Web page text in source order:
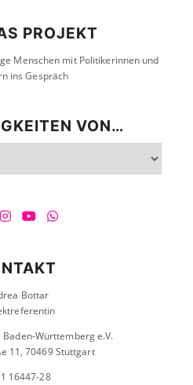
PROJEKT
Menschen mit Politikerinnen und
ins Gespräch
VON…
Bottar
Württemberg e.V.
11, 70469 Stuttgart
16447-28